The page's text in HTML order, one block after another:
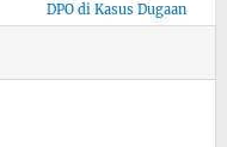
DPO di Kasus Dugaan
Pemalsuan Paspor, Polres